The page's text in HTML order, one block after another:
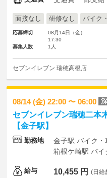
面接なし 研修なし バイク
応募締切
08月14日（金）
17:30
募集人数
1人
セブンイレブン 瑞穂高根店
08/14 (金) 22:00 〜 06:00
セブンイレブン瑞穂二本
【金子駅】
勤務地
金子駅 バイク・
箱根ケ崎駅 バイ
給与 10,455 円 (日給